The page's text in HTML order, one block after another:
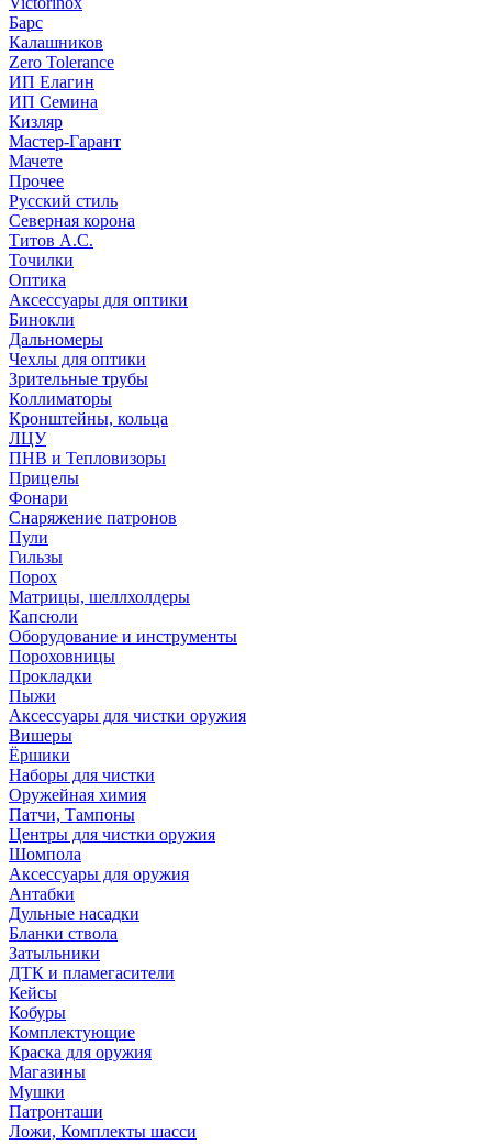
Барс
Калашников
Zero Tolerance
ИП Елагин
ИП Семина
Кизляр
Мастер-Гарант
Мачете
Прочее
Русский стиль
Северная корона
Титов А.С.
Точилки
Оптика
Аксессуары для оптики
Бинокли
Дальномеры
Чехлы для оптики
Зрительные трубы
Коллиматоры
Кронштейны, кольца
ЛЦУ
ПНВ и Тепловизоры
Прицелы
Фонари
Снаряжение патронов
Пули
Гильзы
Порох
Матрицы, шеллхолдеры
Капсюли
Оборудование и инструменты
Пороховницы
Прокладки
Пыжи
Аксессуары для чистки оружия
Вишеры
Ёршики
Наборы для чистки
Оружейная химия
Патчи, Тампоны
Центры для чистки оружия
Шомпола
Аксессуары для оружия
Антабки
Дульные насадки
Бланки ствола
Затыльники
ДТК и пламегасители
Кейсы
Кобуры
Комплектующие
Краска для оружия
Магазины
Мушки
Патронташи
Ложи, Комплекты шасси